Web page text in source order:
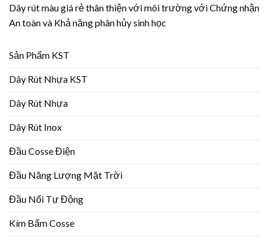
Dây rút màu giá rẻ thân thiện với môi trường với Chứng nhận
An toàn và Khả năng phân hủy sinh học
Sản Phẩm KST
Dây Rút Nhựa KST
Dây Rút Nhựa
Dây Rút Inox
Đầu Cosse Điện
Đầu Năng Lượng Mặt Trời
Đầu Nối Tự Động
Kím Bấm Cosse